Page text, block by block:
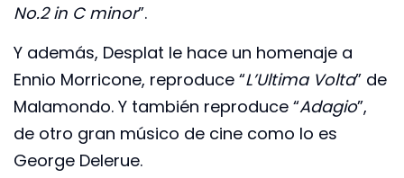
No.2 in C minor”.
Y además, Desplat le hace un homenaje a
Ennio Morricone, reproduce “L’Ultima Volta” de
Malamondo. Y también reproduce “Adagio”,
de otro gran músico de cine como lo es
George Delerue.